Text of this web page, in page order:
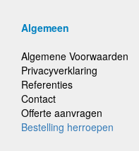
Algemeen
Algemene Voorwaarden
Privacyverklaring
Referenties
Contact
Offerte aanvragen
Bestelling herroepen